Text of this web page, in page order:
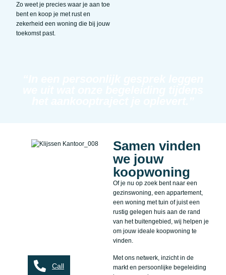
Zo weet je precies waar je aan toe
bent en koop je met rust en
zekerheid een woning die bij jouw
toekomst past.
Samen vinden
we jouw
koopwoning
Of je nu op zoek bent naar een
gezinswoning, een appartement,
een woning met tuin of juist een
rustig gelegen huis aan de rand
van het buitengebied, wij helpen je
om jouw ideale koopwoning te
vinden.
Met ons netwerk, inzicht in de
markt en persoonlijke begeleiding
Call